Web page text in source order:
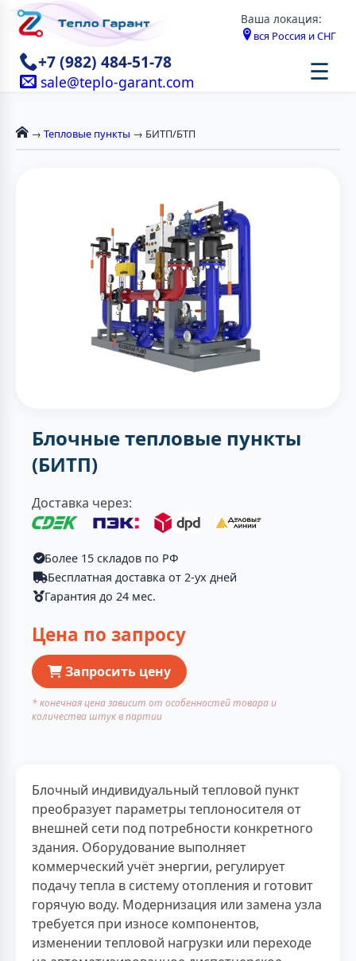
Ваша локация:
вся Россия и СНГ
+7 (982) 484-51-78
sale@teplo-garant.com ☰
→ Тепловые пункты → БИТП/БТП
Блочные тепловые пункты
(БИТП)
Доставка через:
Более 15 складов по РФ
Бесплатная доставка от 2-ух дней
Гарантия до 24 мес.
Цена по запросу
Запросить цену
* конечная цена зависит от особенностей товара и
количества штук в партии
Блочный индивидуальный тепловой пункт
преобразует параметры теплоносителя от
внешней сети под потребности конкретного
здания. Оборудование выполняет
коммерческий учёт энергии, регулирует
подачу тепла в систему отопления и готовит
горячую воду. Модернизация или замена узла
требуется при износе компонентов,
изменении тепловой нагрузки или переходе